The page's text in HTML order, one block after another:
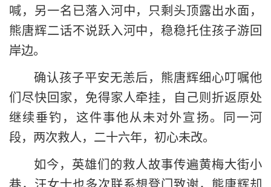
喊，另一名已落入河中，只剩头顶露出水面，
熊唐辉二话不说跃入河中，稳稳托住孩子游回
岸边。
确认孩子平安无恙后，熊唐辉细心叮嘱他
们尽快回家，免得家人牵挂，自己则折返原处
继续垂钓，这件事他从未对外宣扬。同一河
段，两次救人，二十六年，初心未改。
如今，英雄们的救人故事传遍黄梅大街小